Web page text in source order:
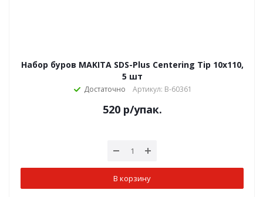
Набор буров MAKITA SDS-Plus Centering Tip 10х110,
5 шт
Достаточно Артикул: B-60361
520р/упак.
В корзину